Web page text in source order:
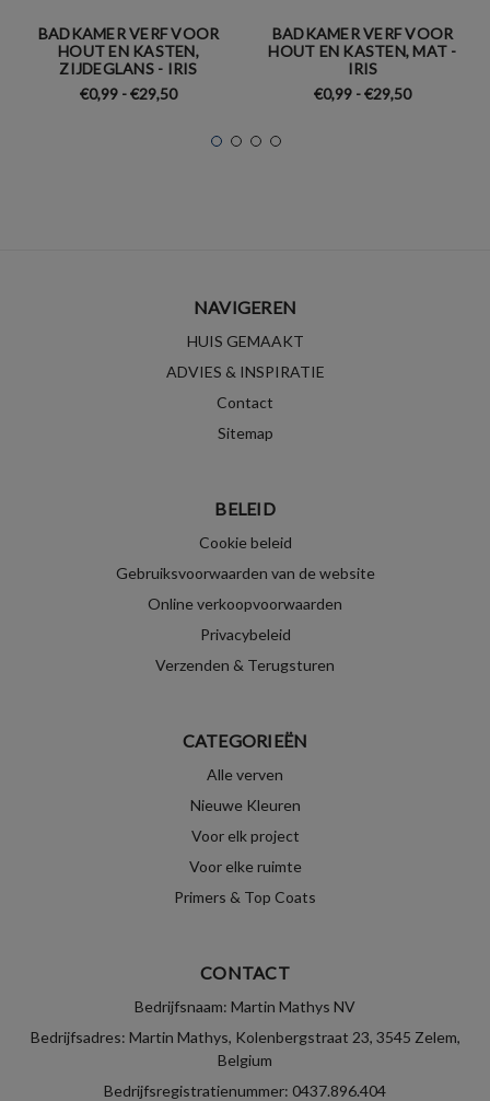
BADKAMER VERF VOOR
HOUT EN KASTEN,
ZIJDEGLANS - IRIS
€0,99 - €29,50
BADKAMER VERF VOOR
HOUT EN KASTEN, MAT -
IRIS
€0,99 - €29,50
NAVIGEREN
HUIS GEMAAKT
ADVIES & INSPIRATIE
Contact
Sitemap
BELEID
Cookie beleid
Gebruiksvoorwaarden van de website
Online verkoopvoorwaarden
Privacybeleid
Verzenden & Terugsturen
CATEGORIEËN
Alle verven
Nieuwe Kleuren
Voor elk project
Voor elke ruimte
Primers & Top Coats
CONTACT
Bedrijfsnaam: Martin Mathys NV
Bedrijfsadres: Martin Mathys, Kolenbergstraat 23, 3545 Zelem,
Belgium
Bedrijfsregistratienummer: 0437.896.404